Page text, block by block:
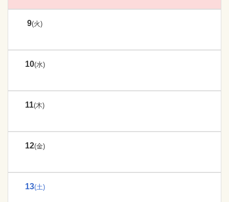
9(火)
10(水)
11(木)
12(金)
13(土)